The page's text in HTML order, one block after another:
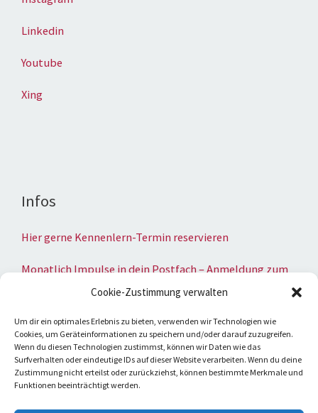
Cookie-Zustimmung verwalten
Um dir ein optimales Erlebnis zu bieten, verwenden wir Technologien wie
Cookies, um Geräteinformationen zu speichern und/oder darauf zuzugreifen.
Wenn du diesen Technologien zustimmst, können wir Daten wie das
Surfverhalten oder eindeutige IDs auf dieser Website verarbeiten. Wenn du deine
Zustimmung nicht erteilst oder zurückziehst, können bestimmte Merkmale und
Funktionen beeinträchtigt werden.
Linkedin
Youtube
Xing
Infos
Hier gerne Kennenlern-Termin reservieren
Monatlich Impulse in dein Postfach – Anmeldung zum
Umsatzsteuer-Identifikationsnummer
gemäß § 27 a Umsatzsteuergesetz:
UST-IdNr.: DE206238581
Datenschutzerklärung